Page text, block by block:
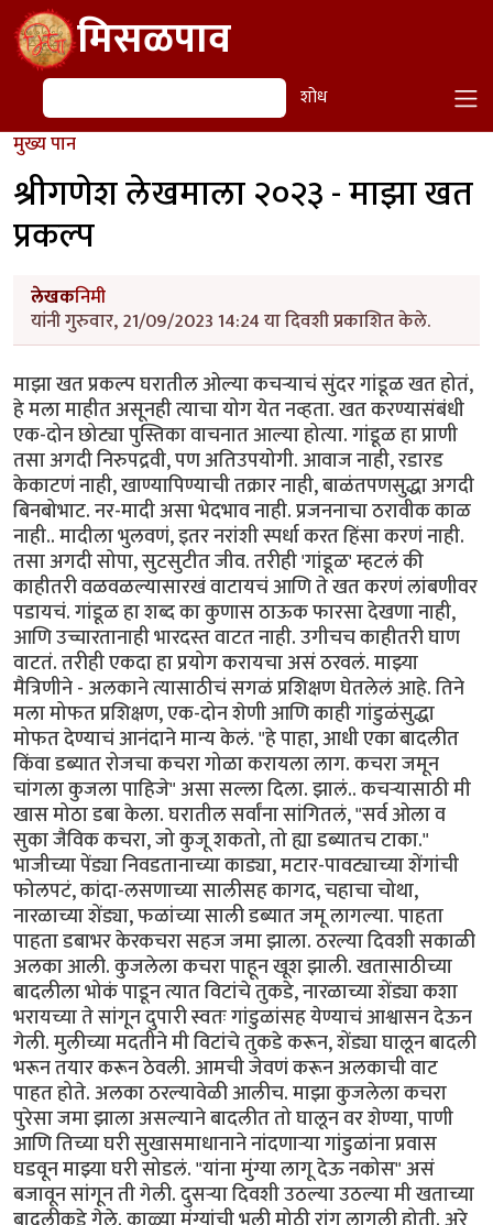
Skip to main contentमिसळपाव
शोध शोध
मुख्य पान
श्रीगणेश लेखमाला २०२३ - माझा खत
प्रकल्प
लेखकनिमी
यांनी गुरुवार, 21/09/2023 14:24 या दिवशी प्रकाशित केले.
माझा खत प्रकल्प घरातील ओल्या कचऱ्याचं सुंदर गांडूळ खत होतं,
हे मला माहीत असूनही त्याचा योग येत नव्हता. खत करण्यासंबंधी
एक-दोन छोट्या पुस्तिका वाचनात आल्या होत्या. गांडूळ हा प्राणी
तसा अगदी निरुपद्रवी, पण अतिउपयोगी. आवाज नाही, रडारड
केकाटणं नाही, खाण्यापिण्याची तक्रार नाही, बाळंतपणसुद्धा अगदी
बिनबोभाट. नर-मादी असा भेदभाव नाही. प्रजननाचा ठरावीक काळ
नाही.. मादीला भुलवणं, इतर नरांशी स्पर्धा करत हिंसा करणं नाही.
तसा अगदी सोपा, सुटसुटीत जीव. तरीही 'गांडूळ' म्हटलं की
काहीतरी वळवळल्यासारखं वाटायचं आणि ते खत करणं लांबणीवर
पडायचं. गांडूळ हा शब्द का कुणास ठाऊक फारसा देखणा नाही,
आणि उच्चारतानाही भारदस्त वाटत नाही. उगीचच काहीतरी घाण
वाटतं. तरीही एकदा हा प्रयोग करायचा असं ठरवलं. माझ्या
मैत्रिणीने - अलकाने त्यासाठीचं सगळं प्रशिक्षण घेतलेलं आहे. तिने
मला मोफत प्रशिक्षण, एक-दोन शेणी आणि काही गांडुळंसुद्धा
मोफत देण्याचं आनंदाने मान्य केलं. "हे पाहा, आधी एका बादलीत
किंवा डब्यात रोजचा कचरा गोळा करायला लाग. कचरा जमून
चांगला कुजला पाहिजे" असा सल्ला दिला. झालं.. कचऱ्यासाठी मी
खास मोठा डबा केला. घरातील सर्वांना सांगितलं, "सर्व ओला व
सुका जैविक कचरा, जो कुजू शकतो, तो ह्या डब्यातच टाका."
भाजीच्या पेंड्या निवडतानाच्या काड्या, मटार-पावट्याच्या शेंगांची
फोलपटं, कांदा-लसणाच्या सालीसह कागद, चहाचा चोथा,
नारळाच्या शेंड्या, फळांच्या साली डब्यात जमू लागल्या. पाहता
पाहता डबाभर केरकचरा सहज जमा झाला. ठरल्या दिवशी सकाळी
अलका आली. कुजलेला कचरा पाहून खूश झाली. खतासाठीच्या
बादलीला भोकं पाडून त्यात विटांचे तुकडे, नारळाच्या शेंड्या कशा
भरायच्या ते सांगून दुपारी स्वतः गांडुळांसह येण्याचं आश्वासन देऊन
गेली. मुलीच्या मदतीने मी विटांचे तुकडे करून, शेंड्या घालून बादली
भरून तयार करून ठेवली. आमची जेवणं करून अलकाची वाट
पाहत होते. अलका ठरल्यावेळी आलीच. माझा कुजलेला कचरा
पुरेसा जमा झाला असल्याने बादलीत तो घालून वर शेण्या, पाणी
आणि तिच्या घरी सुखासमाधानाने नांदणाऱ्या गांडुळांना प्रवास
घडवून माझ्या घरी सोडलं. "यांना मुंग्या लागू देऊ नकोस" असं
बजावून सांगून ती गेली. दुसऱ्या दिवशी उठल्या उठल्या मी खताच्या